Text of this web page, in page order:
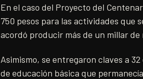
En el caso del Proyecto del
750 pesos para las actividades que
acordó producir más de un millar
Asimismo, se entregaron claves a
de educación básica que